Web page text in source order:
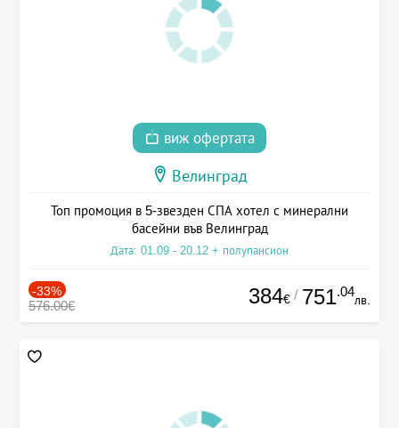
виж офертата
Велинград
Топ промоция в 5-звезден СПА хотел с минерални
басейни във Велинград
Дата: 01.09 - 20.12 + полупансион
-33%
576.00€ 384€ / 751.04
лв.